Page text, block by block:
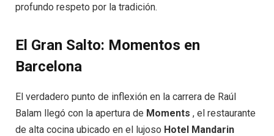
profundo respeto por la tradición.
El Gran Salto: Momentos en
Barcelona
El verdadero punto de inflexión en la carrera de Raúl
Balam llegó con la apertura de Moments , el restaurante
de alta cocina ubicado en el lujoso Hotel Mandarin